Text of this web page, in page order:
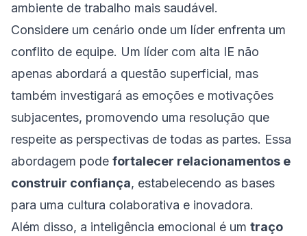
ambiente de trabalho mais saudável.
Considere um cenário onde um líder enfrenta um
conflito de equipe. Um líder com alta IE não
apenas abordará a questão superficial, mas
também investigará as emoções e motivações
subjacentes, promovendo uma resolução que
respeite as perspectivas de todas as partes. Essa
abordagem pode fortalecer relacionamentos e
construir confiança, estabelecendo as bases
para uma cultura colaborativa e inovadora.
Além disso, a inteligência emocional é um traço